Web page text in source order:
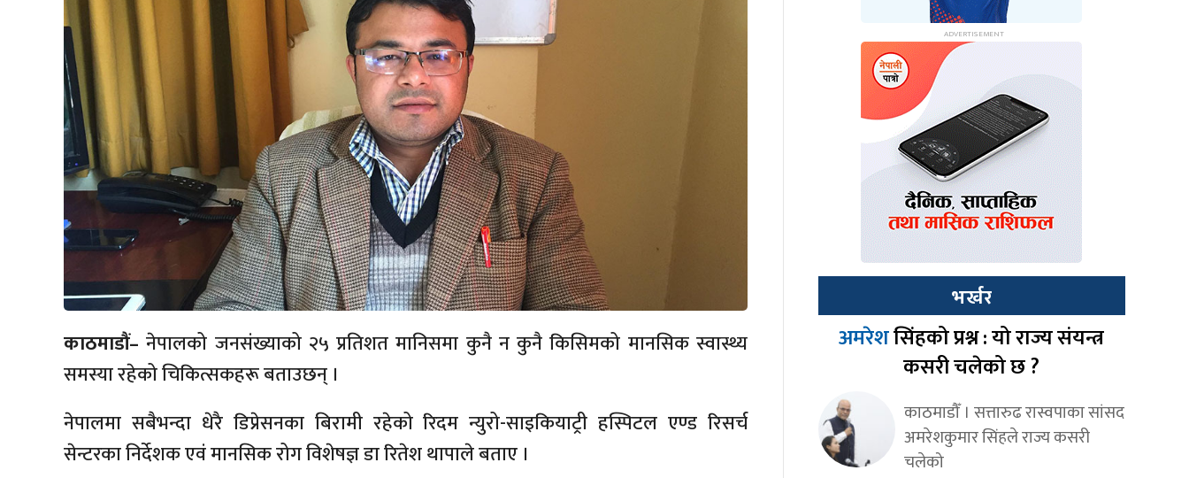
काठमाडौं– नेपालको जनसंख्याको २५ प्रतिशत मानिसमा कुनै न कुनै किसिमको मानसिक स्वास्थ्य
समस्या रहेको चिकित्सकहरू बताउछन् ।
नेपालमा सबैभन्दा धेरै डिप्रेसनका बिरामी रहेको रिदम न्युरो-साइकियाट्री हस्पिटल एण्ड रिसर्च
सेन्टरका निर्देशक एवं मानसिक रोग विशेषज्ञ डा रितेश थापाले बताए ।
भर्खर
अमरेशसिंहको प्रश्न : यो राज्य संयन्त्र
कसरी चलेको छ ?
काठमाडौँ । सत्तारुढ रास्वपाका सांसद
अमरेशकुमार सिंहले राज्य कसरी
चलेको